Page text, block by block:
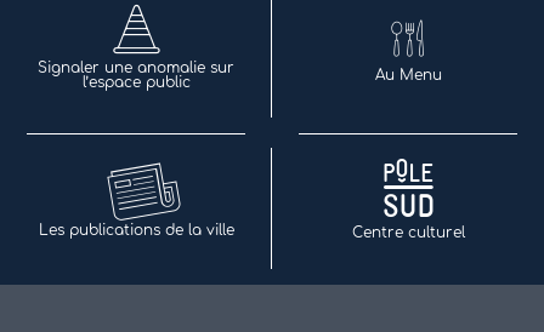
Signaler une anomalie sur
l’espace public
Au Menu
Les publications de la ville Centre culturel